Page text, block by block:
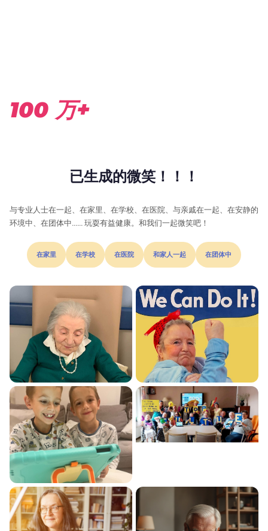
100 万+
已生成的微笑！！！
与专业人士在一起、在家里、在学校、在医院、与亲戚在一起、在安静的
环境中、在团体中…… 玩耍有益健康。和我们一起微笑吧！
在家里 在学校 在医院 和家人一起 在团体中